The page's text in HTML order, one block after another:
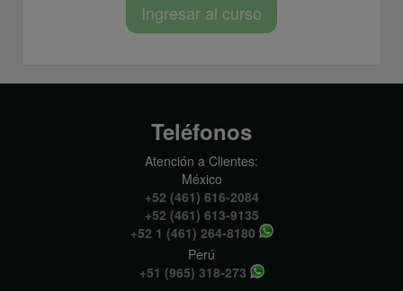
Ingresar al curso
Teléfonos
Atención a Clientes:
México
+52 (461) 616-2084
+52 (461) 613-9135
+52 1 (461) 264-8180
Perú
+51 (965) 318-273